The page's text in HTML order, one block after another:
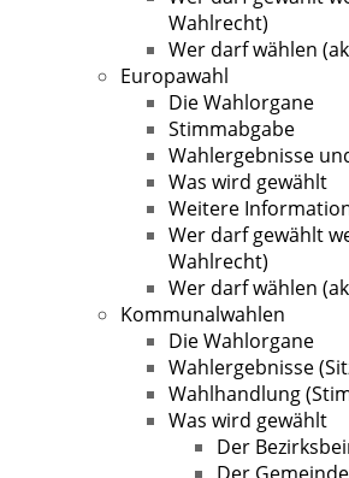
Wahlrecht)
Wer darf wählen
Europawahl
Die Wahlorgane
Stimmabgabe
Wahlergebnisse
Was wird gewählt
Weitere
Wer darf gewählt
Wahlrecht)
Wer darf wählen
Kommunalwahlen
Die Wahlorgane
Wahlergebnisse
Wahlhandlung
Was wird gewählt
Der